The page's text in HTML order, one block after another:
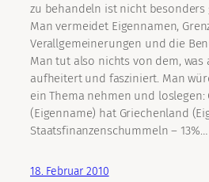
zu behandeln ist nicht
Man vermeidet Eigennamen,
Verallgemeinerungen und die
Man tut also nichts von dem, was
aufheitert und fasziniert. Man
ein Thema nehmen und loslegen:
(Eigenname) hat Griechenland
Staatsfinanzenschummeln – 13%…
18. Februar 2010